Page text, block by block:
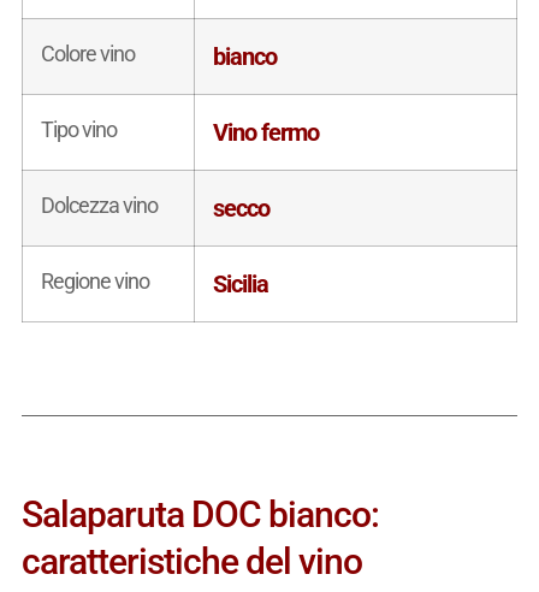
Colore vino bianco
Tipo vino Vino fermo
Dolcezza vino secco
Regione vino Sicilia
Salaparuta DOC bianco:
caratteristiche del vino